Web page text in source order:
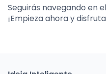
Seguirás navegando en
¡Empieza ahora y